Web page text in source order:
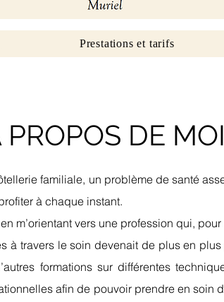
Prestations et tarifs
PROPOS DE MOI
familiale, un problème de santé
à chaque instant.
m’orientant vers une profession qui,
à travers le soin devenait de plus en plus
formations sur différentes
afin de pouvoir prendre en soin